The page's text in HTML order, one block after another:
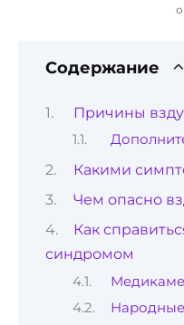
Содержание
Причины
Какими
Чем опасно
Как
синдромом
Народные